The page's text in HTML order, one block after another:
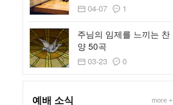
04-07 1
주님의 임제를 느끼는 찬
양 50곡
03-23 0
예배 소식 more +